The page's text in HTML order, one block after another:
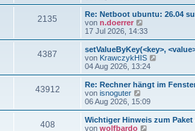
u
e
B
e
r
2135
Re: Netboot ubuntu: 26.04
von n.doerrer
e
u
e
s
t
B
e
i
r
17 Jul 2026, 14:33
4387
setValueByKey(<key>,
von KrawczykHIS
u
e
B
04 Aug 2026, 13:24
43912
Re: Rechner hängt im
von isnoguter
e
u
e
s
06 Aug 2026, 15:09
408
Wichtiger Hinweis zum
von wolfbardo